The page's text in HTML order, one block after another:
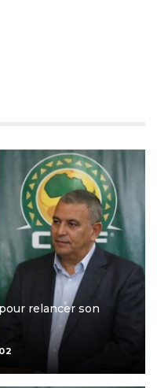
relancer son